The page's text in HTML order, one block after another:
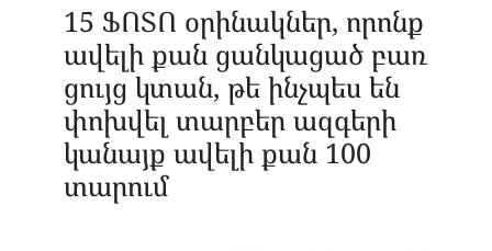
15 ՖՈՏՈ օրինակներ, որոնք
ավելի քան ցանկացած բառ
ցույց կտան, թե ինչպես են
փոխվել տարբեր ազգերի
կանայք ավելի քան 100
տարում